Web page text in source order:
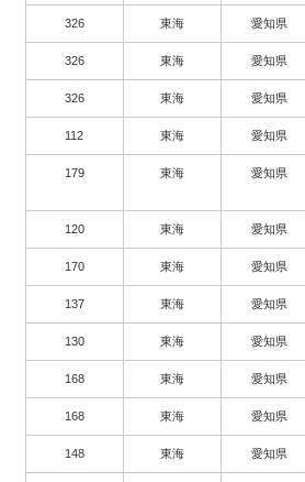
326 東海 愛知県
326 東海 愛知県
326 東海 愛知県
112 東海 愛知県
179 東海 愛知県
120 東海 愛知県
170 東海 愛知県
137 東海 愛知県
130 東海 愛知県
168 東海 愛知県
168 東海 愛知県
148 東海 愛知県